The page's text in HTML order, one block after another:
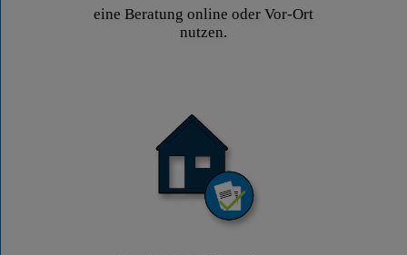
eine Beratung online oder Vor-Ort
nutzen.